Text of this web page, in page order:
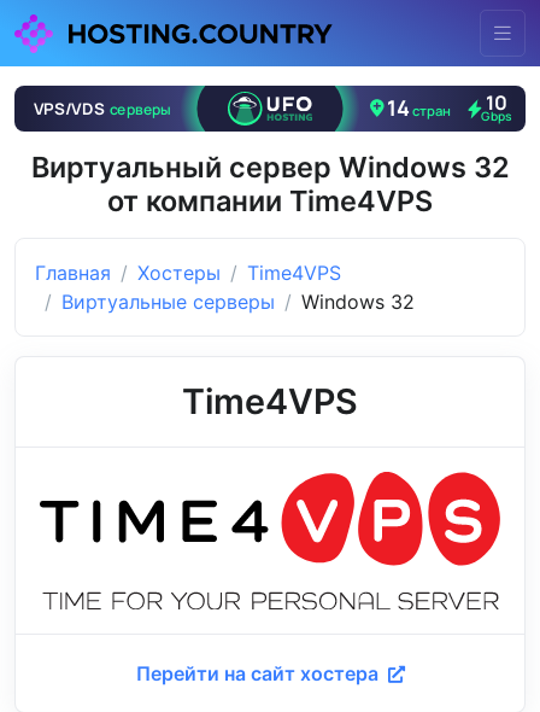
Виртуальный сервер Windows 32
от компании Time4VPS
Главная Хостеры
Time4VPS
Виртуальные серверы
Windows 32
Time4VPS
Перейти на сайт хостера